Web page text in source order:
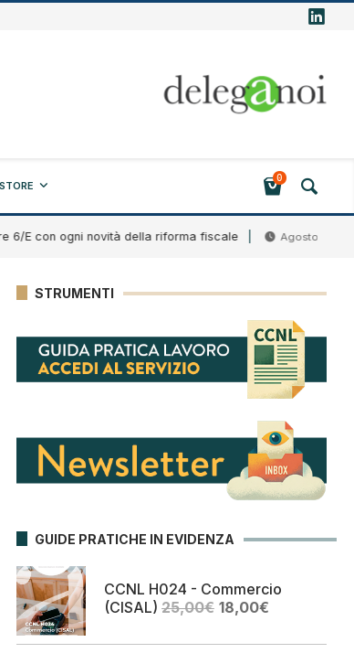
STORE
0
ogni novità della riforma fiscale Agosto 7, 2026
STRUMENTI
GUIDE PRATICHE IN EVIDENZA
CCNL H024 - Commercio
(CISAL) 25,00€ Il
originale
18,00€Il
attuale